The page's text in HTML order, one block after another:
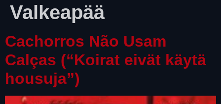
Valkeapää
Cachorros Não Usam
Calças (“Koirat eivät käytä
housuja”)